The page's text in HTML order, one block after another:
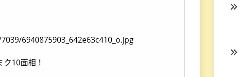
ク10面相！